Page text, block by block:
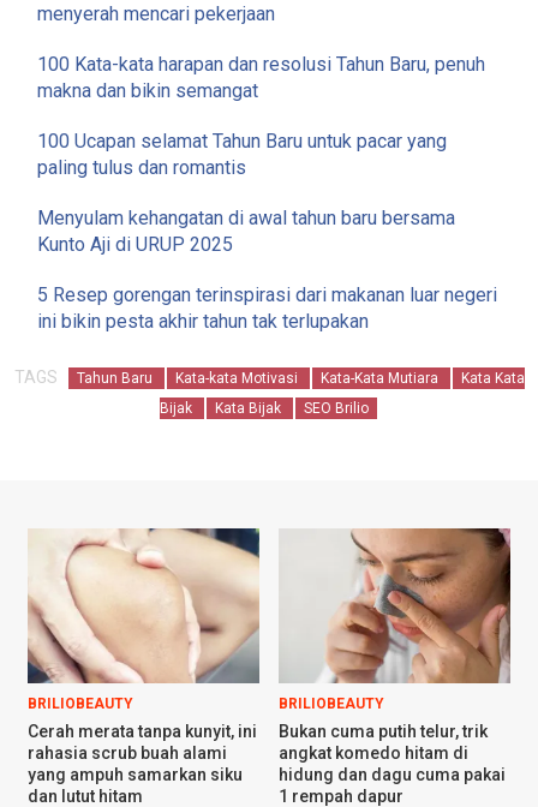
menyerah mencari pekerjaan
100 Kata-kata harapan dan resolusi Tahun Baru, penuh
makna dan bikin semangat
100 Ucapan selamat Tahun Baru untuk pacar yang
paling tulus dan romantis
Menyulam kehangatan di awal tahun baru bersama
Kunto Aji di URUP 2025
5 Resep gorengan terinspirasi dari makanan luar negeri
ini bikin pesta akhir tahun tak terlupakan
TAGS Tahun Baru Kata-kata Motivasi Kata-Kata Mutiara
Kata Kata
Bijak
Kata Bijak SEO Brilio
BRILIOBEAUTY
Cerah merata tanpa kunyit, ini
rahasia scrub buah alami
yang ampuh samarkan siku
dan lutut hitam
BRILIOBEAUTY
Bukan cuma putih telur, trik
angkat komedo hitam di
hidung dan dagu cuma pakai
1 rempah dapur